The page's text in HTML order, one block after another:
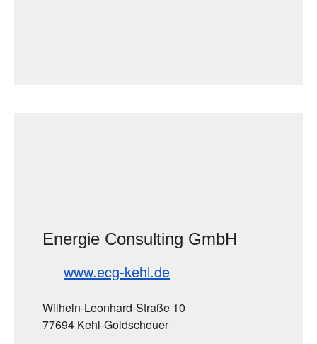
Energie Consulting GmbH
www.ecg-kehl.de
Wilheln-Leonhard-Straße 10
77694 Kehl-Goldscheuer